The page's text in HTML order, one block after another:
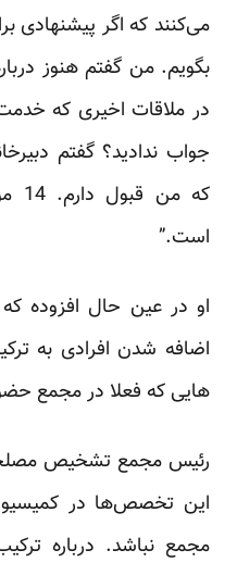
می‌کنند که اگر پیشنهادی
بگویم. من گفتم هنوز
در ملاقات اخیری که
جواب ندادید؟ گفتم
است.”
او در عین حال افزوده
اضافه شدن افرادی به
هایی که فعلا در مجمع
رئیس مجمع تشخیص
این تخصص‌ها در
مجمع نباشد. درباره